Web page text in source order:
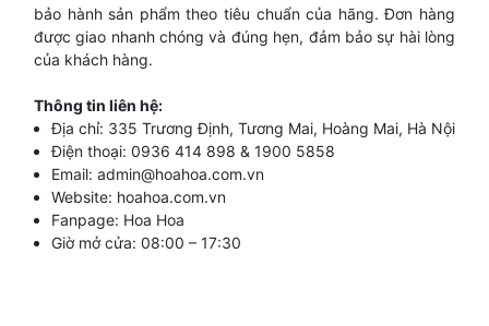
bảo hành sản phẩm theo tiêu chuẩn của hãng. Đơn hàng
được giao nhanh chóng và đúng hẹn, đảm bảo sự hài lòng
của khách hàng.
Thông tin liên hệ:
Địa chỉ: 335 Trương Định, Tương Mai, Hoàng Mai, Hà Nội
Điện thoại: 0936 414 898 & 1900 5858
Email: admin@hoahoa.com.vn
Website: hoahoa.com.vn
Fanpage: Hoa Hoa
Giờ mở cửa: 08:00 – 17:30